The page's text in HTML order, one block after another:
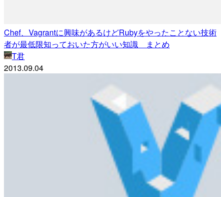
Chef、Vagrantに興味があるけどRubyをやったことない技術
者が最低限知っておいた方がいい知識 まとめ
T君
2013.09.04